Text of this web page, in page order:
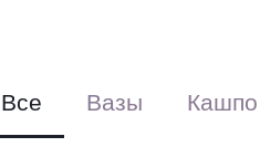
Все Вазы Кашпо